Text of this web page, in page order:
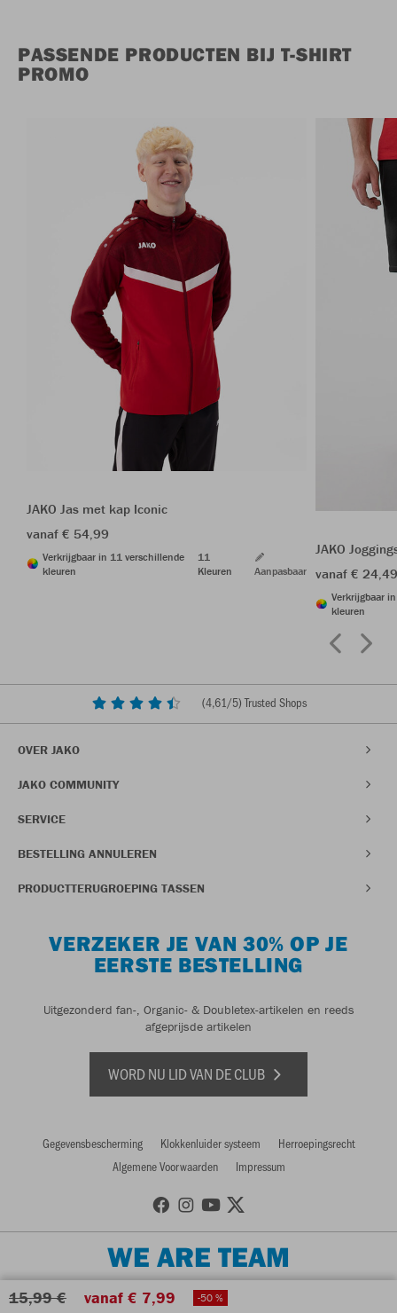
15,99 € vanaf € 7,99 -50 %
PASSENDE PRODUCTEN BIJ T-SHIRT
PROMO
JAKO Jas met kap Iconic
vanaf € 54,99
Verkrijgbaar in 11 verschillende
kleuren
11
Kleuren
Aanpasbaar
JAKO
vanaf €
Verkrijgbaar
kleuren
(4,61/5) Trusted Shops
OVER JAKO
JAKO COMMUNITY
SERVICE
BESTELLING ANNULEREN
PRODUCTTERUGROEPING TASSEN
VERZEKER JE VAN 30% OP JE
EERSTE BESTELLING
Uitgezonderd fan-, Organic- & Doubletex-artikelen en reeds
afgeprijsde artikelen
WORD NU LID VAN DE CLUB
Gegevensbescherming Klokkenluider systeem
Herroepingsrecht
Algemene Voorwaarden
Impressum
WE ARE TEAM